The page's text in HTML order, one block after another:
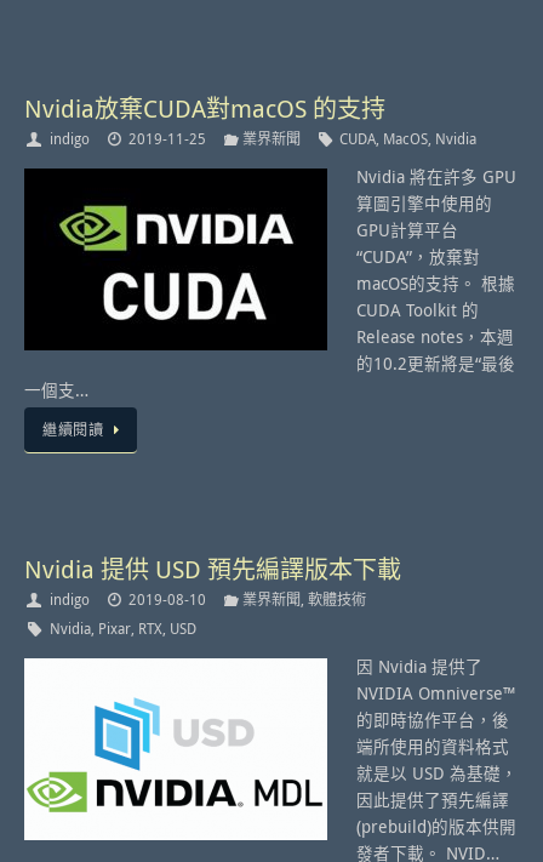
Nvidia放棄CUDA對macOS 的支持
indigo 2019-11-25 業界新聞 CUDA, MacOS, Nvidia
Nvidia 將在許多 GPU
算圖引擎中使用的
GPU計算平台
“CUDA”，放棄對
macOS的支持。 根據
CUDA Toolkit 的
Release notes，本週
的10.2更新將是“最後
一個支…
繼續閱讀
Nvidia 提供 USD 預先編譯版本下載
indigo 2019-08-10 業界新聞, 軟體技術
Nvidia, Pixar, RTX, USD
因 Nvidia 提供了
NVIDIA Omniverse™
的即時協作平台，後
端所使用的資料格式
就是以 USD 為基礎，
因此提供了預先編譯
(prebuild)的版本供開
發者下載。 NVID…